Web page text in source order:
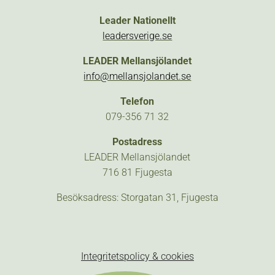
Leader Nationellt
leadersverige.se
LEADER Mellansjölandet
info@mellansjolandet.se
Telefon
079-356 71 32
Postadress
LEADER Mellansjölandet
716 81 Fjugesta
Besöksadress: Storgatan 31, Fjugesta
Integritetspolicy & cookies